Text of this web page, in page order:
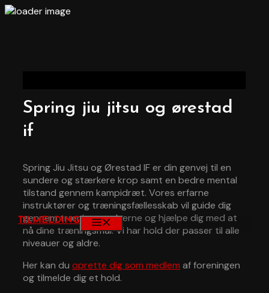
TILMELDING MENU
Spring jiu jitsu og ørestad
if
Spring Jiu Jitsu og Ørestad IF er din genvej til en
sundere og stærkere krop samt en bedre mental
tilstand gennem kampidræt. Vores erfarne
instruktører og træningsfællesskab vil guide dig
gennem træningsøvelserne og hjælpe dig med at
nå dine træningsmål. Vi har hold der passer til alle
niveauer og aldre.
Her kan du oprette dig som medlem af foreningen
og tilmelde dig et hold.